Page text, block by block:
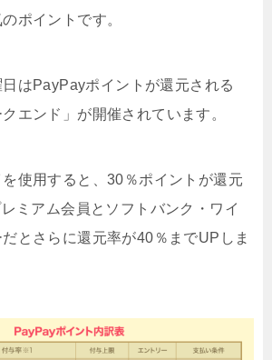
ポイントです。
はPayPayポイントが還元される
クエンド」が開催されています。
使用すると、30％ポイントが還元
ミアム会員とソフトバンク・ワイ
とさらに還元率が40％までUPしま